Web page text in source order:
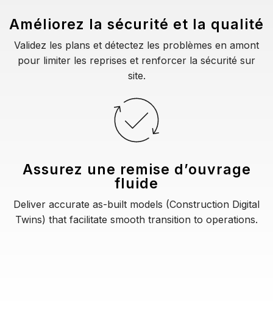
Améliorez la sécurité et la qualité
Validez les plans et détectez les problèmes en amont
pour limiter les reprises et renforcer la sécurité sur
site.
Assurez une remise d’ouvrage
fluide
Deliver accurate as-built models (Construction Digital
Twins) that facilitate smooth transition to operations.